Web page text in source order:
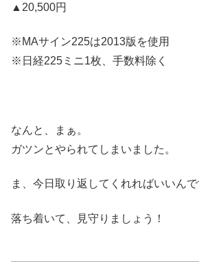
▲20,500円
※MAサイン225は2013版を使用
※日経225ミニ1枚、手数料除く
なんと、まぁ。
ガツンとやられてしまいました。
ま、今日取り返してくれればいいんで
落ち着いて、見守りましょう！